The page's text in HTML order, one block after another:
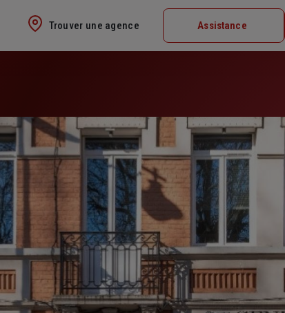
Trouver une agence Assistance